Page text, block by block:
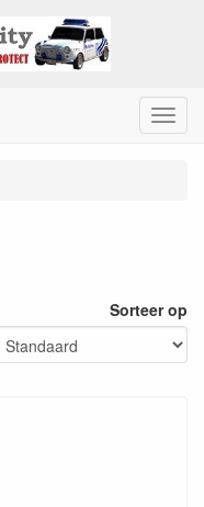
M
e
Sorteer op